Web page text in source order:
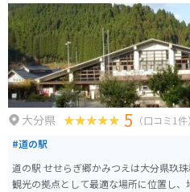
大分県 5 （口コミ1件）
#道の駅
道の駅 せせらぎ郷かみつえは大分県玖
観光の拠点として最適な場所に位置し